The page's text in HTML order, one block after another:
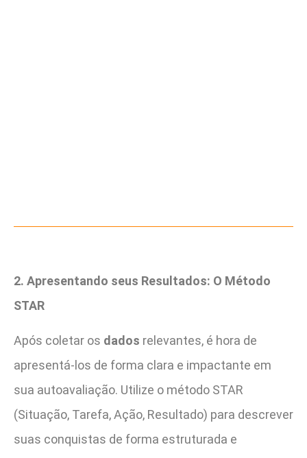
2. Apresentando seus Resultados: O Método
STAR
Após coletar os dados relevantes, é hora de
apresentá-los de forma clara e impactante em
sua autoavaliação. Utilize o método STAR
(Situação, Tarefa, Ação, Resultado) para descrever
suas conquistas de forma estruturada e